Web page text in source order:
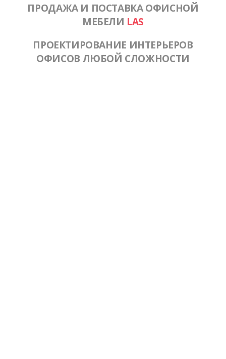
ПРОДАЖА И ПОСТАВКА ОФИСНОЙ
МЕБЕЛИ LAS
ПРОЕКТИРОВАНИЕ ИНТЕРЬЕРОВ
ОФИСОВ ЛЮБОЙ СЛОЖНОСТИ